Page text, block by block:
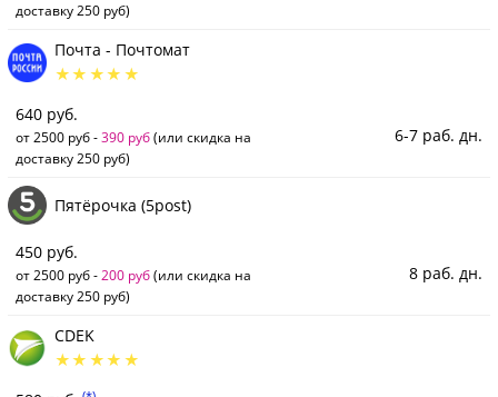
доставку 250 руб)
Почта - Почтомат
640 руб.
от 2500 руб -390 руб(или скидка на
доставку 250 руб)
6-7 раб. дн.
Пятёрочка (5post)
450 руб.
от 2500 руб -200 руб(или скидка на
доставку 250 руб)
8 раб. дн.
CDEK